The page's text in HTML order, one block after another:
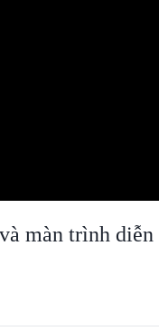
màn trình